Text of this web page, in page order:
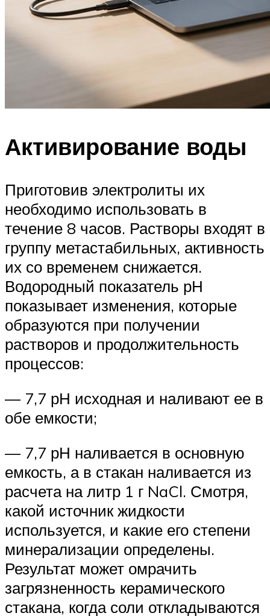
Активирование воды
Приготовив электролиты их
необходимо использовать в
течение 8 часов. Растворы входят в
группу метастабильных, активность
их со временем снижается.
Водородный показатель рН
показывает изменения, которые
образуются при получении
растворов и продолжительность
процессов:
— 7,7 рН исходная и наливают ее в
обе емкости;
— 7,7 рН наливается в основную
емкость, а в стакан наливается из
расчета на литр 1 г NaCl. Смотря,
какой источник жидкости
используется, и какие его степени
минерализации определены.
Результат может омрачить
загрязненность керамического
стакана, когда соли откладываются